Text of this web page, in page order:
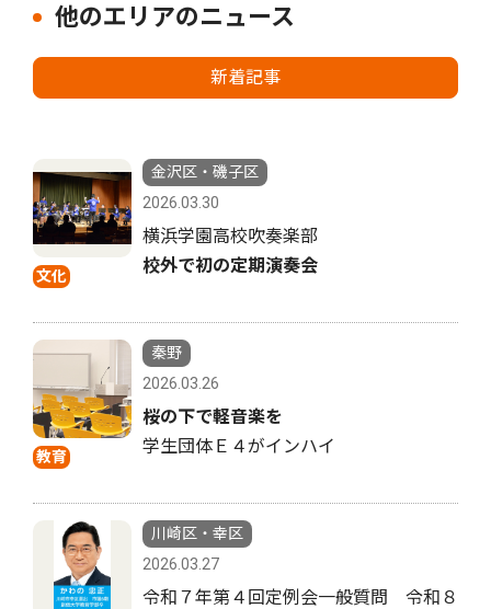
他のエリアのニュース
新着記事
文化
金沢区・磯子区
2026.03.30
横浜学園高校吹奏楽部
校外で初の定期演奏会
教育
秦野
2026.03.26
桜の下で軽音楽を
学生団体Ｅ４がインハイ
川崎区・幸区
2026.03.27
令和７年第４回定例会一般質問 令和８